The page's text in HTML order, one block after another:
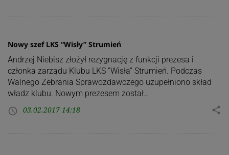
Nowy szef LKS “Wisły” Strumień
Andrzej Niebisz złożył rezygnację z funkcji prezesa i
członka zarządu Klubu LKS “Wisła” Strumień. Podczas
Walnego Zebrania Sprawozdawczego uzupełniono skład
władz klubu. Nowym prezesem został…
access_time 03.02.2017 14:18 share